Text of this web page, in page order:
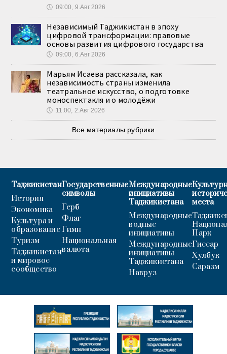
🕔 09:00, 9.Авг 2026
Независимый Таджикистан в эпоху
цифровой трансформации: правовые
основы развития цифрового государства
🕔 09:00, 6.Авг 2026
Марьям Исаева рассказала, как
независимость страны изменила
театральное искусство, о подготовке
моноспектакля и о молодёжи
🕔 11:00, 2.Авг 2026
Все материалы рубрики
Таджикистан
История
Экономика
Культура и
образование
Туризм
Таджикистан
и мировое
сообщество
Государственные
символы
Герб
Флаг
Гимн
Национальная
валюта
Международные
инициативы
Таджикистана
Международные
водные
инициативы
Международные
инициативы
Таджикистана
Навруз
места
Парк
Гиссар
Хулбук
Саразм